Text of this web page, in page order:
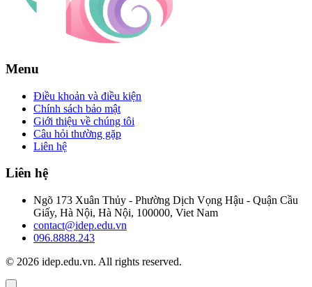
Menu
Điều khoản và điều kiện
Chính sách bảo mật
Giới thiệu về chúng tôi
Câu hỏi thường gặp
Liên hệ
Liên hệ
Ngõ 173 Xuân Thủy - Phường Dịch Vọng Hậu - Quận Cầu
Giấy, Hà Nội, Hà Nội, 100000, Viet Nam
contact@idep.edu.vn
096.8888.243
© 2026 idep.edu.vn. All rights reserved.